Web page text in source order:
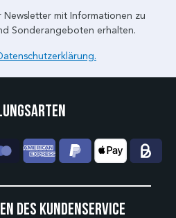
Newsletter mit Informationen zu
Sonderangeboten erhalten.
des Kundenservice